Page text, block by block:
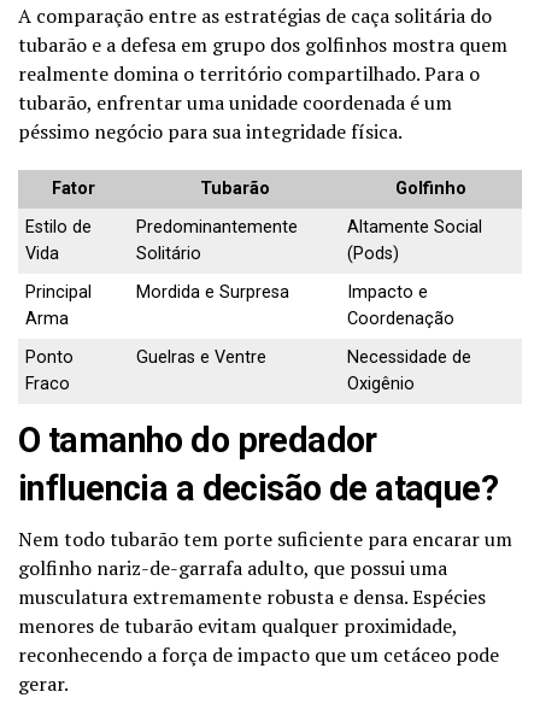
A comparação entre as estratégias de caça solitária do
tubarão e a defesa em grupo dos golfinhos mostra quem
realmente domina o território compartilhado. Para o
tubarão, enfrentar uma unidade coordenada é um
péssimo negócio para sua integridade física.
Fator Tubarão
Golfinho
Estilo de
Vida
Predominantemente
Solitário
Altamente Social
(Pods)
Principal
Arma
Mordida e Surpresa
Impacto e
Coordenação
Ponto
Fraco
Guelras e Ventre
Necessidade de
Oxigênio
O tamanho do predador
influencia a decisão de ataque?
Nem todo tubarão tem porte suficiente para encarar um
golfinho nariz-de-garrafa adulto, que possui uma
musculatura extremamente robusta e densa. Espécies
menores de tubarão evitam qualquer proximidade,
reconhecendo a força de impacto que um cetáceo pode
gerar.